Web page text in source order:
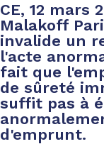
CE, 12 mars
Malakoff
invalide un
l'acte
fait que
de sûreté
suffit pas à
d'emprunt.